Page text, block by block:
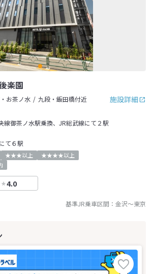
楽園
施設詳細
お茶ノ水
九段・飯田橋付近
線御茶ノ水駅乗換、JR総武線にて２駅
て６駅
★★★以上
★★★★以上
4.0
基準JR乗車区間： 金沢～東京